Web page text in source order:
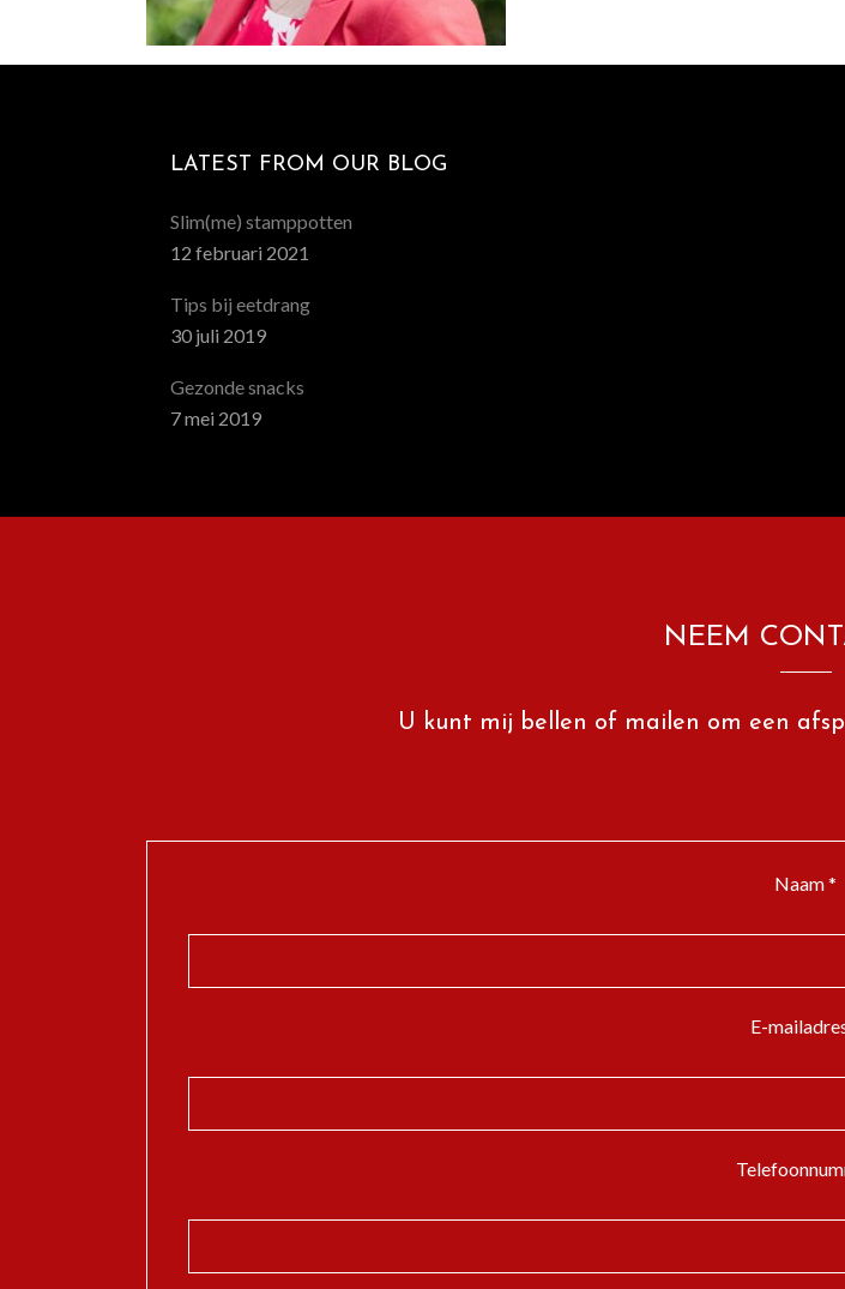
LATEST FROM OUR BLOG
Slim(me) stamppotten
12 februari 2021
Tips bij eetdrang
30 juli 2019
Gezonde snacks
7 mei 2019
NEEM
U kunt mij bellen of mailen om een
Naam *
E-